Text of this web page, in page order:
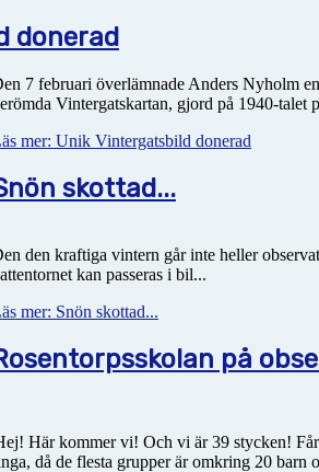
donerad
7 februari överlämnade Anders Nyholm
Vintergatskartan, gjord på 1940-talet
mer: Unik Vintergatsbild donerad
skottad...
den kraftiga vintern går inte heller
kan passeras i bil...
mer: Snön skottad...
på
Här kommer vi! Och vi är 39 stycken! Får
då de flesta grupper är omkring 20 barn